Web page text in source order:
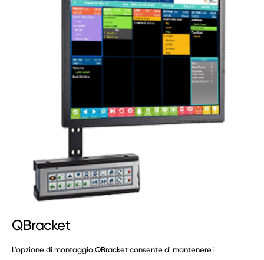
QBracket
L'opzione di montaggio QBracket consente di mantenere i